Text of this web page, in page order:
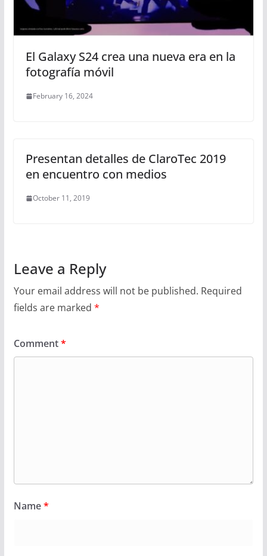
El Galaxy S24 crea una nueva era en la
fotografía móvil
February 16, 2024
Presentan detalles de ClaroTec 2019
en encuentro con medios
October 11, 2019
Leave a Reply
Your email address will not be published. Required
fields are marked *
Comment*
Name*